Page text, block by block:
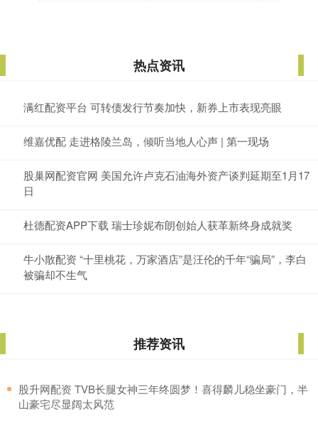
热点资讯
满红配资平台 可转债发行节奏加快，新券上市表现亮眼
维嘉优配 走进格陵兰岛，倾听当地人心声 | 第一现场
股巢网配资官网 美国允许卢克石油海外资产谈判延期至1月17
日
杜德配资APP下载 瑞士珍妮布朗创始人获革新终身成就奖
牛小散配资 “十里桃花，万家酒店”是汪伦的千年“骗局”，李白
被骗却不生气
推荐资讯
​股升网配资 TVB长腿女神三年终圆梦！喜得麟儿稳坐豪门，半
山豪宅尽显阔太风范